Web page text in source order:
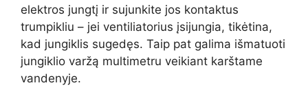
elektros jungtį ir sujunkite jos kontaktus
trumpikliu – jei ventiliatorius įsijungia, tikėtina,
kad jungiklis sugedęs. Taip pat galima išmatuoti
jungiklio varžą multimetru veikiant karštame
vandenyje.